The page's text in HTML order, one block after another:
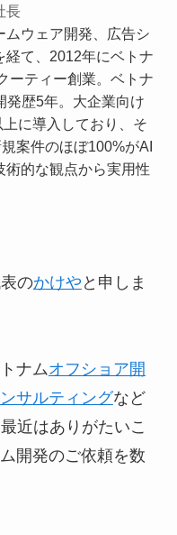
長
ムウェア開発、広告シ
経て、2012年にベトナ
ーティー創業。ベトナ
発歴5年。大企業向け
に導入しており、そ
案件のほぼ100%がAI
術的な観点から実用性
のかけや と申しま
ナムオフショア開
サルティングなど
近はありがたいこ
開発のご依頼を数